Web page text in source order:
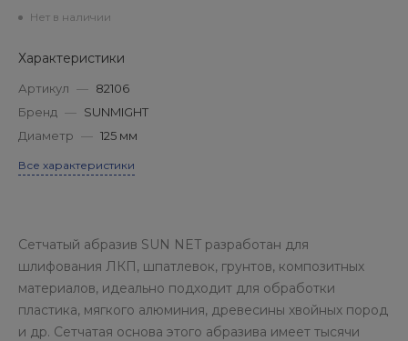
Нет в наличии
Характеристики
Артикул — 82106
Бренд — SUNMIGHT
Диаметр — 125 мм
Все характеристики
Сетчатый абразив SUN NET разработан для
шлифования ЛКП, шпатлевок, грунтов, композитных
материалов, идеально подходит для обработки
пластика, мягкого алюминия, древесины хвойных пород
и др. Сетчатая основа этого абразива имеет тысячи